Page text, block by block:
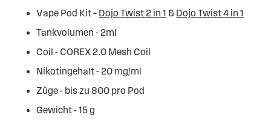
Vape Pod Kit – Dojo Twist 2 in 1 & Dojo Twist 4 in 1
Tankvolumen - 2ml
Coil - COREX 2.0 Mesh Coil
Nikotingehalt - 20 mg/ml
Züge - bis zu 800 pro Pod
Gewicht - 15 g